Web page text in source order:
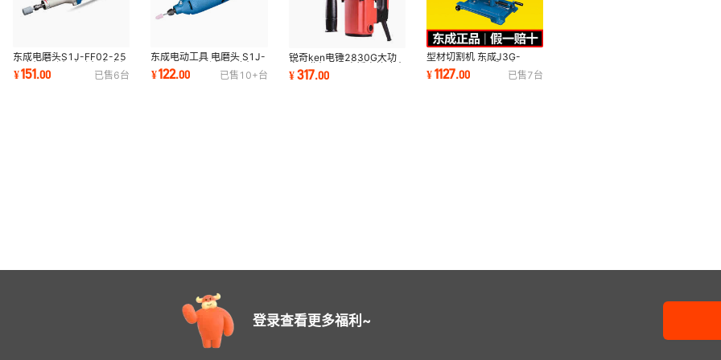
东成电磨头S1J-FF02-25
直磨机内孔机磨孔机电磨机
打磨机电动工具
¥151.00 已售6台
东成电动工具 电磨头 S1J-
FF03-10 内孔机 直磨机 可
调速电磨
¥122.00 已售 10+台
锐奇ken电锤2830G大功
率工业级两用电锤电镐冲击
钻套装
¥317.00
型材切割机 东成J3G-
FF05-400B东成三相400
型 16寸砂轮切割机
¥1127.00 已售7台
登录查看更多福利~